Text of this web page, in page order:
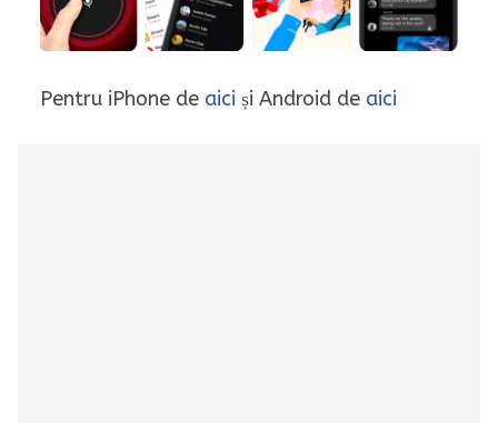
Pentru iPhone de aici și Android de aici